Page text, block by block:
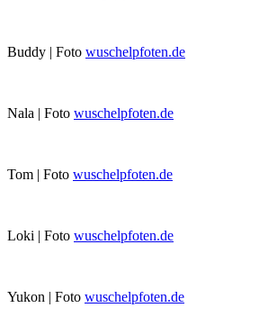
Buddy | Foto wuschelpfoten.de
Nala | Foto wuschelpfoten.de
Tom | Foto wuschelpfoten.de
Loki | Foto wuschelpfoten.de
Yukon | Foto wuschelpfoten.de